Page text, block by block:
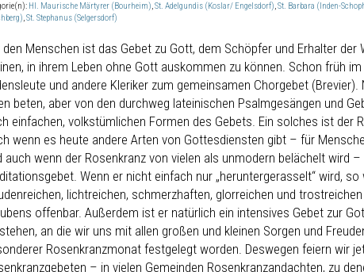
Hl. Maurische Märtyrer (Bourheim),St. Adelgundis (Koslar/ Engelsdorf),St. Barbara (Inden-
,St. Stephanus (Selgersdorf)
den Menschen ist das Gebet zu Gott, dem Schöpfer und Erhalter
in ihrem Leben ohne Gott auskommen zu können. Schon früh
und andere Kleriker zum gemeinsamen Chorgebet
beten, aber von den durchweg lateinischen Psalmgesängen und
einfachen, volkstümlichen Formen des Gebets. Ein solches ist der
wenn es heute andere Arten von Gottesdiensten gibt – für
auch wenn der Rosenkranz von vielen als unmodern belächelt wird
Wenn er nicht einfach nur „heruntergerasselt“ wird,
lichtreichen, schmerzhaften, glorreichen und
offenbar. Außerdem ist er natürlich ein intensives Gebet zur
an die wir uns mit allen großen und kleinen Sorgen und
Rosenkranzmonat festgelegt worden. Deswegen feiern wir
– in vielen Gemeinden Rosenkranzandachten, zu